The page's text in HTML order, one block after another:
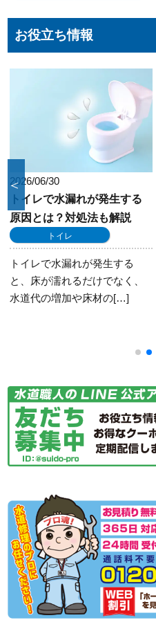
お役立ち情報
2026/06/25
シャワーヘッドに潜むレジ
オネラ菌とは？繁殖する原
因と予防のポイント【水道
レジオネラ菌は、土や水など
＜